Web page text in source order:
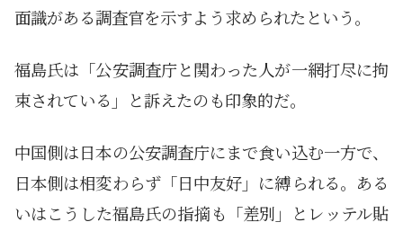
面識がある調査官を示すよう求められたという。
福島氏は「公安調査庁と関わった人が一網打尽に拘
束されている」と訴えたのも印象的だ。
中国側は日本の公安調査庁にまで食い込む一方で、
日本側は相変わらず「日中友好」に縛られる。ある
いはこうした福島氏の指摘も「差別」とレッテル貼